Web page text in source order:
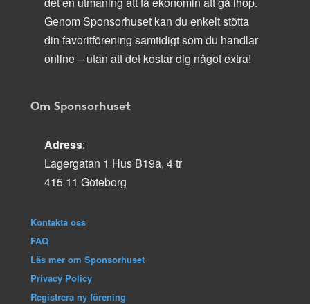
Genom Sponsorhuset kan du enkelt stötta
din favoritförening samtidigt som du handlar
online – utan att det kostar dig något extra!
Om Sponsorhuset
Adress:
Lagergatan 1 Hus B19a, 4 tr
415 11 Göteborg
Kontakta oss
FAQ
Läs mer om Sponsorhuset
Privacy Policy
Registrera ny förening